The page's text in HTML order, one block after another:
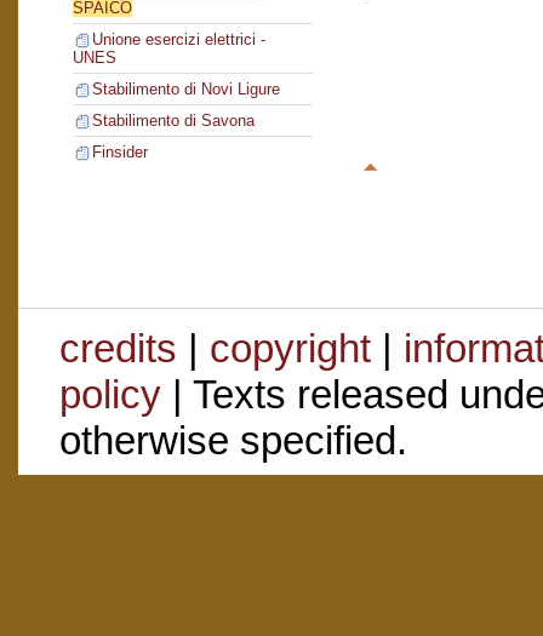
SPAICO
Unione esercizi elettrici -
UNES
Stabilimento di Novi Ligure
Stabilimento di Savona
Finsider
credits | copyright|
policy| Texts released
otherwise specified.